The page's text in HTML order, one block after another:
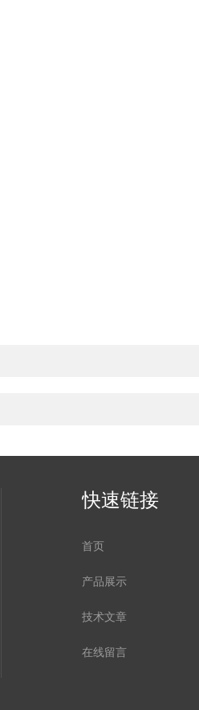
快速链接
首页
产品展示
技术文章
在线留言